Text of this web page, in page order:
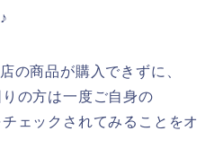
の商品が購入できずに、
の方は一度ご自身の
ェックされてみることをオ